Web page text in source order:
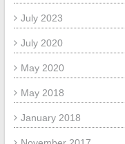
July 2023
July 2020
May 2020
May 2018
January 2018